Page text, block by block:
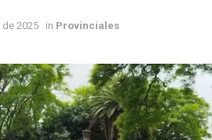
2025 in Provinciales